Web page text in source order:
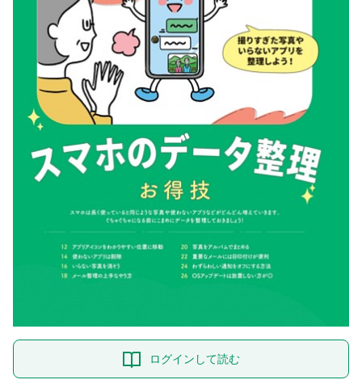
ログインして読む